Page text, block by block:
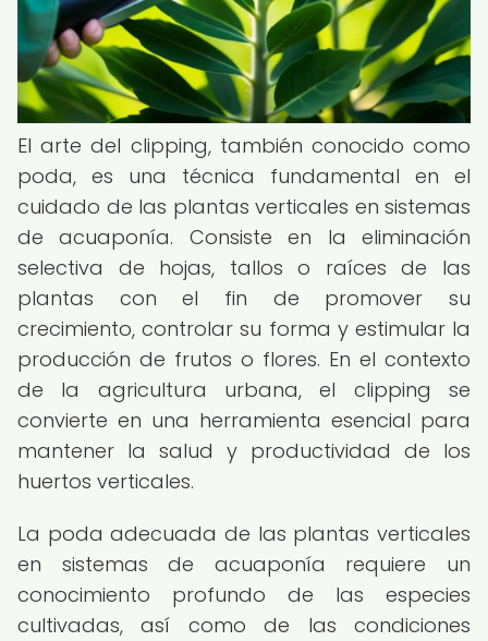
El arte del clipping, también conocido como
poda, es una técnica fundamental en el
cuidado de las plantas verticales en sistemas
de acuaponía. Consiste en la eliminación
selectiva de hojas, tallos o raíces de las
plantas con el fin de promover su
crecimiento, controlar su forma y estimular la
producción de frutos o flores. En el contexto
de la agricultura urbana, el clipping se
convierte en una herramienta esencial para
mantener la salud y productividad de los
huertos verticales.
La poda adecuada de las plantas verticales
en sistemas de acuaponía requiere un
conocimiento profundo de las especies
cultivadas, así como de las condiciones